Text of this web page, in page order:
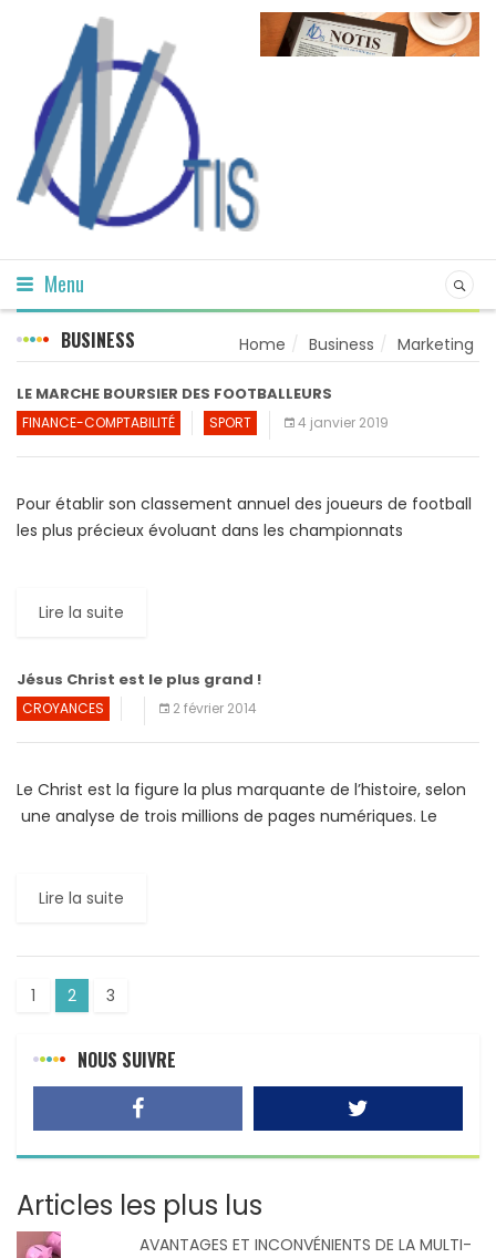
Menu
BUSINESS Home Business Marketing
LE MARCHE BOURSIER DES FOOTBALLEURS
FINANCE-COMPTABILITÉ SPORT 4 janvier 2019
Pour établir son classement annuel des joueurs de football
les plus précieux évoluant dans les championnats
Lire la suite
Jésus Christ est le plus grand !
CROYANCES 2 février 2014
Le Christ est la figure la plus marquante de l’histoire, selon
une analyse de trois millions de pages numériques. Le
Lire la suite
1 2 3
NOUS SUIVRE
Articles les plus lus
AVANTAGES ET INCONVÉNIENTS DE LA MULTI-